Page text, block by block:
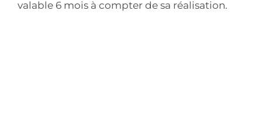
valable 6 mois à compter de sa réalisation.